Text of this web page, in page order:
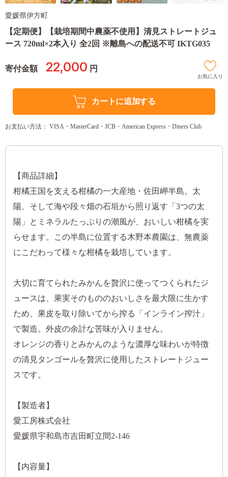
愛媛県伊方町
【定期便】【栽培期間中農薬不使用】清見ストレートジュ
ース 720ml×2本入り 全2回 ※離島への配送不可 IKTG035
寄付金額 22,000 円
お気に入り
カートに追加する
お支払い方法： VISA・MasterCard・JCB・American Express・Diners Club
【商品詳細】
柑橘王国を支える柑橘の一大産地・佐田岬半島。太
陽、そして海や段々畑の石垣から照り返す「3つの太
陽」とミネラルたっぷりの潮風が、おいしい柑橘を実
らせます。この半島に位置する木野本農園は、無農薬
にこだわって様々な柑橘を栽培しています。
大切に育てられたみかんを贅沢に使ってつくられたジ
ュースは、果実そのもののおいしさを最大限に生かす
ため、果皮を取り除いてから搾る「インライン搾汁」
で製造。外皮の余計な苦味が入りません。
オレンジの香りとみかんのような濃厚な味わいが特徴
の清見タンゴールを贅沢に使用したストレートジュー
スです。
【製造者】
愛工房株式会社
愛媛県宇和島市吉田町立間2-146
【内容量】